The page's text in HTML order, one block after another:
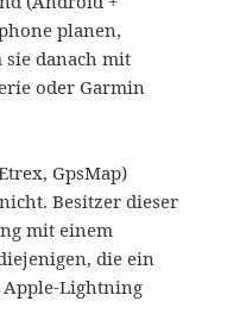
planen,
danach mit
oder Garmin
GpsMap)
Besitzer dieser
mit einem
die ein
Apple-Lightning